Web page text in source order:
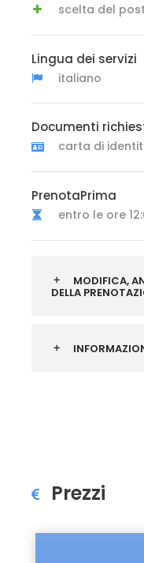
scelta del
Lingua dei servizi
italiano
Documenti
carta di
PrenotaPrima
entro le ore
MODIFICA,
DELLA
Prezzi